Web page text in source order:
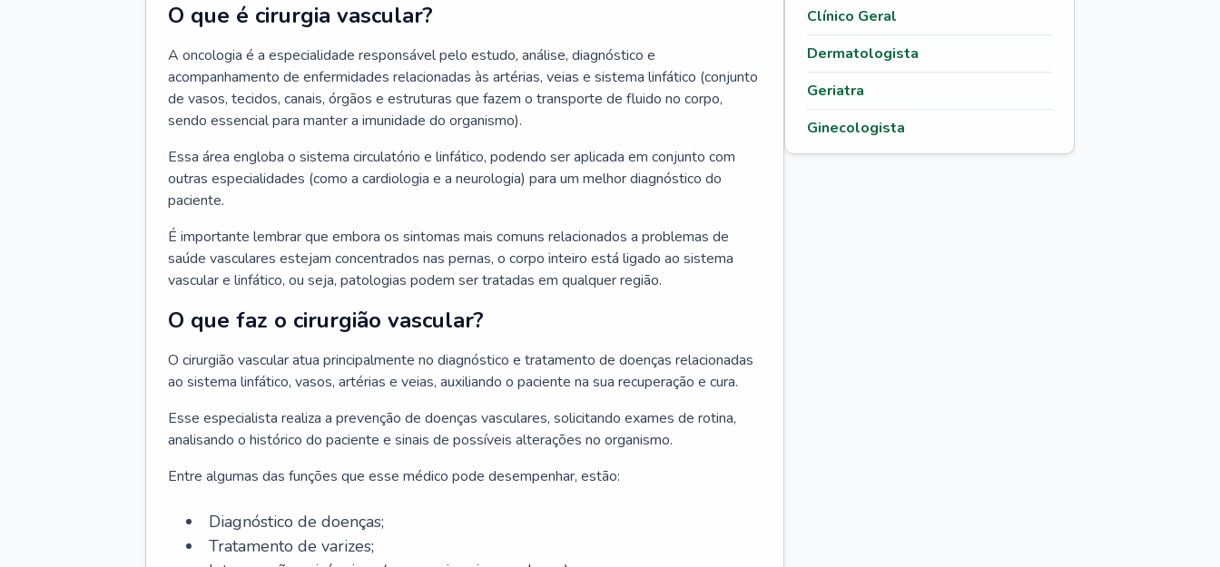
O que é cirurgia vascular?
A oncologia é a especialidade responsável pelo estudo, análise, diagnóstico e
acompanhamento de enfermidades relacionadas às artérias, veias e sistema linfático (conjunto
de vasos, tecidos, canais, órgãos e estruturas que fazem o transporte de fluido no corpo,
sendo essencial para manter a imunidade do organismo).
Essa área engloba o sistema circulatório e linfático, podendo ser aplicada em conjunto com
outras especialidades (como a cardiologia e a neurologia) para um melhor diagnóstico do
paciente.
É importante lembrar que embora os sintomas mais comuns relacionados a problemas de
saúde vasculares estejam concentrados nas pernas, o corpo inteiro está ligado ao sistema
vascular e linfático, ou seja, patologias podem ser tratadas em qualquer região.
O que faz o cirurgião vascular?
O cirurgião vascular atua principalmente no diagnóstico e tratamento de doenças relacionadas
ao sistema linfático, vasos, artérias e veias, auxiliando o paciente na sua recuperação e cura.
Esse especialista realiza a prevenção de doenças vasculares, solicitando exames de rotina,
analisando o histórico do paciente e sinais de possíveis alterações no organismo.
Entre algumas das funções que esse médico pode desempenhar, estão:
Diagnóstico de doenças;
Tratamento de varizes;
Clínico Geral
Dermatologista
Geriatra
Ginecologista